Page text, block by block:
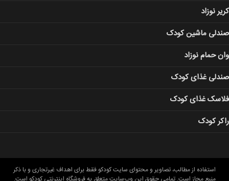
کریر نوزاد
صندلی ماشین کودک
وان حمام نوزاد
صندلی غذای کودک
فلاسک غذای کودک
راکر کودک
استفاده از مطالب، تصاویر و محتوای سايت کودکو فقط برای اهداف غیرتجاری و با ذکر